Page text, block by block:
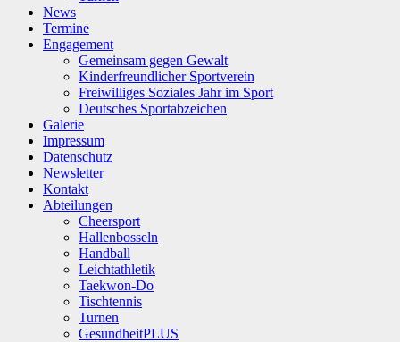
News
Termine
Engagement
Gemeinsam gegen Gewalt
Kinderfreundlicher Sportverein
Freiwilliges Soziales Jahr im Sport
Deutsches Sportabzeichen
Galerie
Impressum
Datenschutz
Newsletter
Kontakt
Abteilungen
Cheersport
Hallenbosseln
Handball
Leichtathletik
Taekwon-Do
Tischtennis
Turnen
GesundheitPLUS